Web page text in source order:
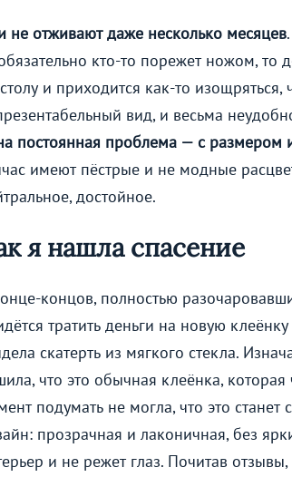
не отживают даже несколько месяцев
кто-то порежет ножом, то
и приходится как-то
вид, и весьма
постоянная проблема — с размером
имеют пёстрые и не модные
достойное.
я нашла спасение
концов, полностью
тратить деньги на новую
скатерть из мягкого стекла.
что это обычная клеёнка, которая
подумать не могла, что это
прозрачная и лаконичная, без
и не режет глаз. Почитав